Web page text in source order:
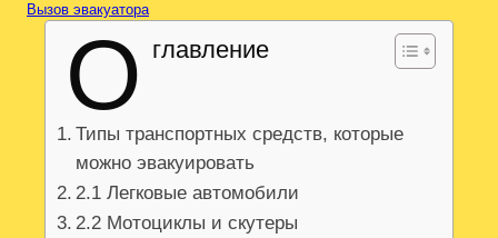
Вызов эвакуатора
О главление
Типы транспортных средств, которые
можно эвакуировать
2.1 Легковые автомобили
2.2 Мотоциклы и скутеры